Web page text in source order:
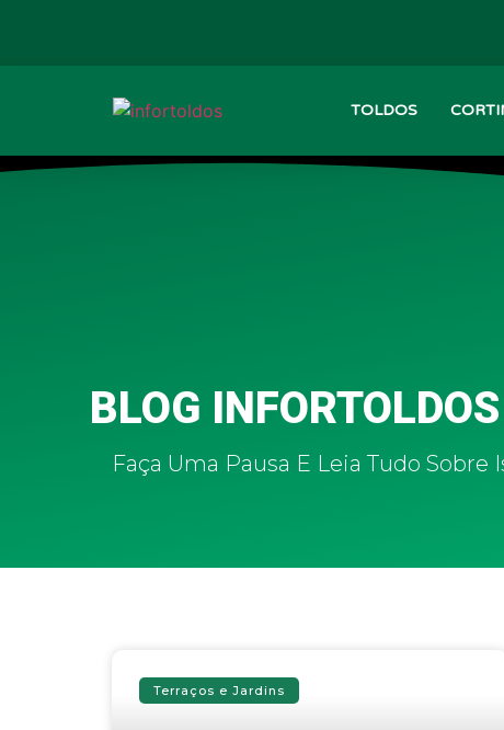
TOLDOS
BLOG INFORTOLDOS
Faça Uma Pausa E Leia Tudo Sobre
Terraços e Jardins